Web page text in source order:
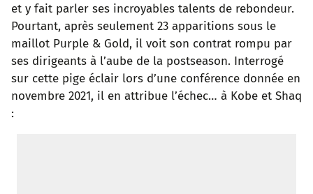
et y fait parler ses incroyables talents de rebondeur.
Pourtant, après seulement 23 apparitions sous le
maillot Purple & Gold, il voit son contrat rompu par
ses dirigeants à l’aube de la postseason. Interrogé
sur cette pige éclair lors d’une conférence donnée en
novembre 2021, il en attribue l’échec… à Kobe et Shaq
: